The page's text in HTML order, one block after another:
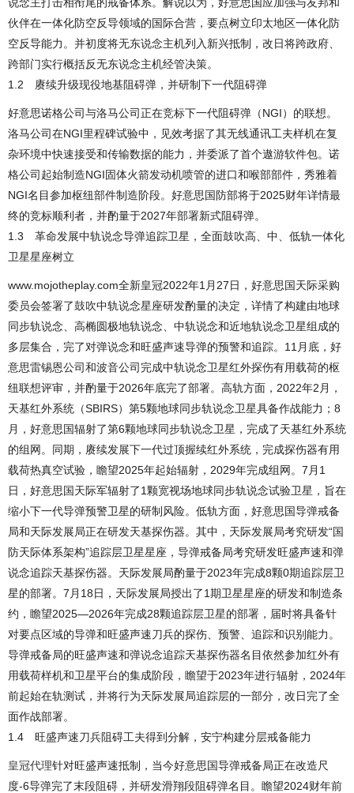
伙伴在一体化防空反导领域的国际合营，要点树立印太地区一体化防
空反导能力。并初度将无东说念主机列入新兴抵制，改日将跨政府、
跨部门实行概括反无东说念主机经管决策。
1.2 赓续升级现役地基阻碍弹，并研制下一代阻碍弹
好意思诺格公司与洛马公司正在竞标下一代阻碍弹（NGI）的联想。
洛马公司在NGI里程碑试验中，见效考据了其无线通讯工夫样机在复
杂环境中快速接受和传输数据的能力，并委派了首个遨游软件包。诺
格公司起始制造NGI固体火箭发动机喷管的进口和喉部部件，秀雅着
NGI名目参加枢纽部件制造阶段。好意思国防部将于2025财年详情最
终的竞标顺利者，并酌量于2027年部署新式阻碍弹。
1.3 革命发展中轨说念导弹追踪卫星，全面鼓吹高、中、低轨一体化
卫星星座树立
www.mojotheplay.com全新皇冠2022年1月27日，好意思国天际采购
委员会签署了鼓吹中轨说念星座研发酌量的决定，详情了构建由地球
同步轨说念、高椭圆极地轨说念、中轨说念和近地轨说念卫星组成的
多层集合，完了对弹说念和旺盛声速导弹的预警和追踪。11月底，好
意思雷锡恩公司和波音公司完成中轨说念卫星红外探伤有用载荷的枢
纽联想评审，并酌量于2026年底完了部署。高轨方面，2022年2月，
天基红外系统（SBIRS）第5颗地球同步轨说念卫星具备作战能力；8
月，好意思国辐射了第6颗地球同步轨说念卫星，完成了天基红外系统
的组网。同期，赓续发展下一代过顶握续红外系统，完成探伤器有用
载荷热真空试验，瞻望2025年起始辐射，2029年完成组网。7月1
日，好意思国天际军辐射了1颗宽视场地球同步轨说念试验卫星，旨在
缩小下一代导弹预警卫星的研制风险。低轨方面，好意思国导弹戒备
局和天际发展局正在研发天基探伤器。其中，天际发展局考究研发“国
防天际体系架构”追踪层卫星星座，导弹戒备局考究研发旺盛声速和弹
说念追踪天基探伤器。天际发展局酌量于2023年完成8颗0期追踪层卫
星的部署。7月18日，天际发展局授出了1期卫星星座的研发和制造条
约，瞻望2025—2026年完成28颗追踪层卫星的部署，届时将具备针
对要点区域的导弹和旺盛声速刀兵的探伤、预警、追踪和识别能力。
导弹戒备局的旺盛声速和弹说念追踪天基探伤器名目依然参加红外有
用载荷样机和卫星平台的集成阶段，瞻望于2023年进行辐射，2024年
前起始在轨测试，并将行为天际发展局追踪层的一部分，改日完了全
面作战部署。
1.4 旺盛声速刀兵阻碍工夫得到分解，安宁构建分层戒备能力
皇冠代理针对旺盛声速抵制，当今好意思国导弹戒备局正在改造尺
度-6导弹完了末段阻碍，并研发滑翔段阻碍弹名目。瞻望2024财年前